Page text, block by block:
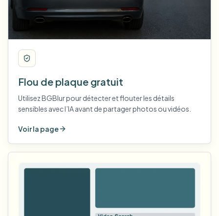
Flou de plaque gratuit
Utilisez BGBlur pour détecter et flouter les détails
sensibles avec l’IA avant de partager photos ou vidéos.
Voir la page